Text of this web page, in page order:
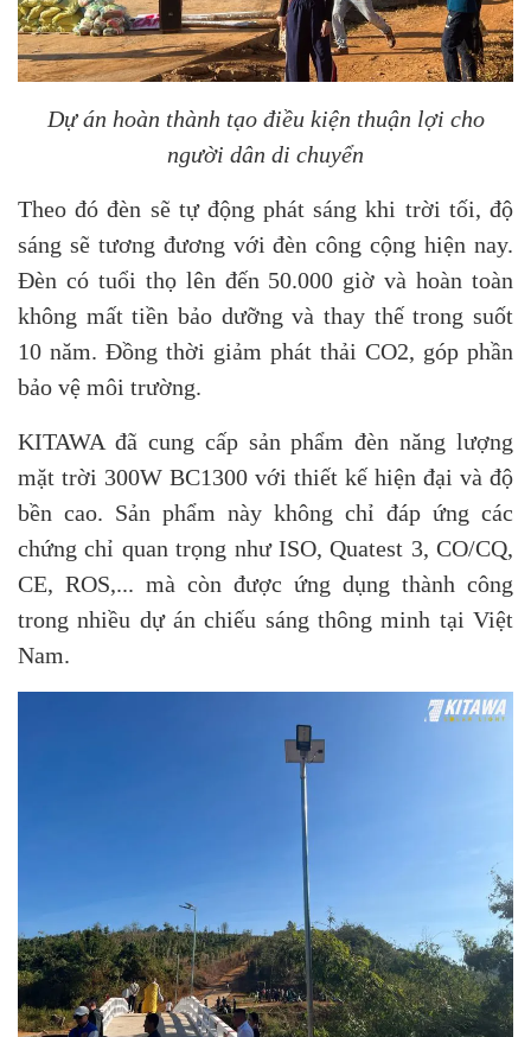
Dự án hoàn thành tạo điều kiện thuận lợi cho
người dân di chuyển
Theo đó đèn sẽ tự động phát sáng khi trời tối, độ
sáng sẽ tương đương với đèn công cộng hiện nay.
Đèn có tuổi thọ lên đến 50.000 giờ và hoàn toàn
không mất tiền bảo dưỡng và thay thế trong suốt
10 năm. Đồng thời giảm phát thải CO2, góp phần
bảo vệ môi trường.
KITAWA đã cung cấp sản phẩm đèn năng lượng
mặt trời 300W BC1300 với thiết kế hiện đại và độ
bền cao. Sản phẩm này không chỉ đáp ứng các
chứng chỉ quan trọng như ISO, Quatest 3, CO/CQ,
CE, ROS,... mà còn được ứng dụng thành công
trong nhiều dự án chiếu sáng thông minh tại Việt
Nam.